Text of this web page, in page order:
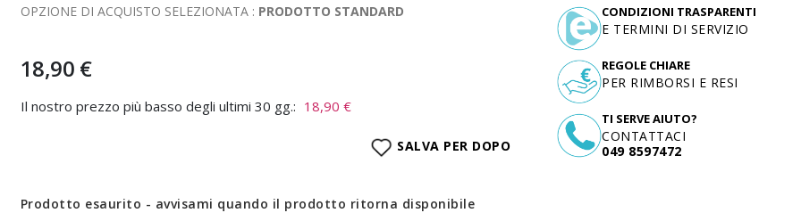
OPZIONE DI ACQUISTO SELEZIONATA : PRODOTTO STANDARD
18,90 €
Il nostro prezzo più basso degli ultimi 30 gg.: 18,90 €
SALVA PER DOPO
Prodotto esaurito - avvisami quando il prodotto ritorna disponibile
TI SERVE AIUTO?
CONTATTACI
049 8597472
CONDIZIONI TRASPARENTI
E TERMINI DI SERVIZIO
REGOLE CHIARE
PER RIMBORSI E RESI